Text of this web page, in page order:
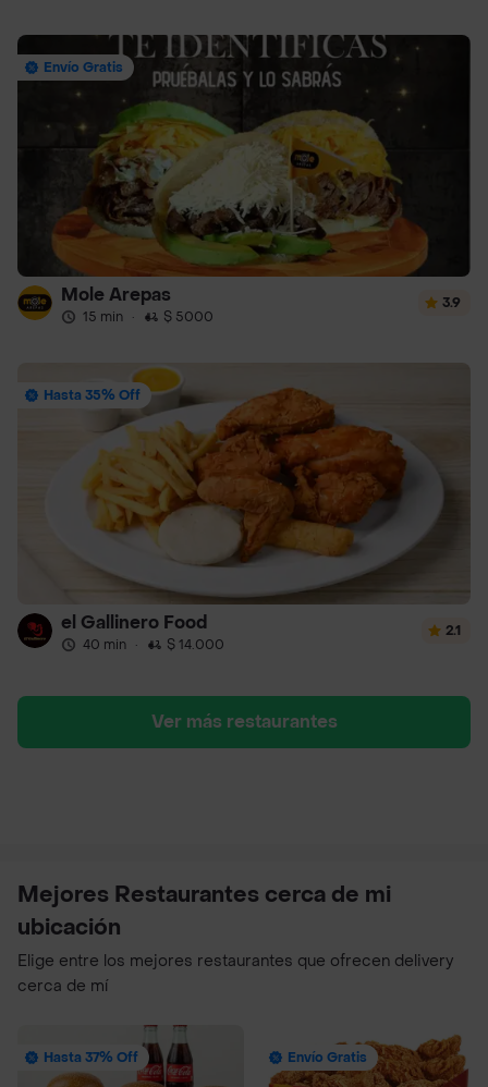
Envío Gratis
Mole Arepas
15 min · $ 5000
3.9
Hasta 35% Off
el Gallinero Food
40 min · $ 14.000
2.1
Ver más restaurantes
Mejores Restaurantes cerca de mi
ubicación
Elige entre los mejores restaurantes que ofrecen delivery
cerca de mí
Hasta 37% Off Envío Gratis